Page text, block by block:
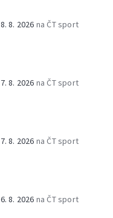
8. 8. 2026 na ČT sport
7. 8. 2026 na ČT sport
7. 8. 2026 na ČT sport
6. 8. 2026 na ČT sport